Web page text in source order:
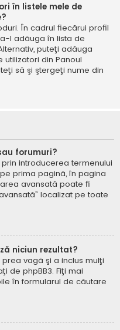
în listele mele de
În cadrul fiecărui profil
a-l adăuga în lista de
puteţi adăuga
din Panoul
să şi ştergeţi nume din
forumuri?
introducerea termenului
prima pagină, în pagina
avansată poate fi
localizat pe toate
niciun rezultat?
vagă şi a inclus mulţi
de phpBB3. Fiţi mai
în formularul de căutare